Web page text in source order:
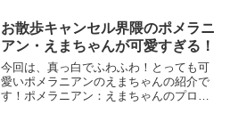
性別：女の子生年月日：2024年5月20日
年齢：現在1歳...
お散歩キャンセル界隈のポメラニ
アン・えまちゃんが可愛すぎる！
今回は、真っ白でふわふわ！とっても可
愛いポメラニアンのえまちゃんの紹介で
す！ポメラニアン：えまちゃんのプロフ